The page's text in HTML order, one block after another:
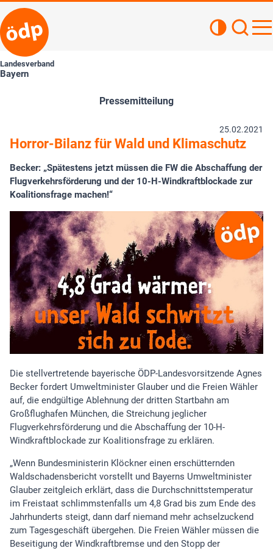
Landesverband
Bayern
Pressemitteilung
25.02.2021
Horror-Bilanz für Wald und Klimaschutz
Becker: „Spätestens jetzt müssen die FW die Abschaffung der
Flugverkehrsförderung und der 10-H-Windkraftblockade zur
Koalitionsfrage machen!“
Die stellvertretende bayerische ÖDP-Landesvorsitzende Agnes
Becker fordert Umweltminister Glauber und die Freien Wähler
auf, die endgültige Ablehnung der dritten Startbahn am
Großflughafen München, die Streichung jeglicher
Flugverkehrsförderung und die Abschaffung der 10-H-
Windkraftblockade zur Koalitionsfrage zu erklären.
„Wenn Bundesministerin Klöckner einen erschütternden
Waldschadensbericht vorstellt und Bayerns Umweltminister
Glauber zeitgleich erklärt, dass die Durchschnittstemperatur
im Freistaat schlimmstenfalls um 4,8 Grad bis zum Ende des
Jahrhunderts steigt, dann darf niemand mehr achselzuckend
zum Tagesgeschäft übergehen. Die Freien Wähler müssen die
Beseitigung der Windkraftbremse und den Stopp der